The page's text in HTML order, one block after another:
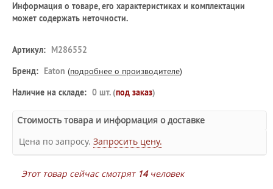
Информация о товаре, его характеристиках и комплектации
может содержать неточности.
Артикул: M286552
Бренд: Eaton (подробнее о производителе)
Наличие на складе: 0 шт. (под заказ)
Стоимость товара и информация о доставке
Цена по запросу. Запросить цену.
Этот товар сейчас смотрят 14человек